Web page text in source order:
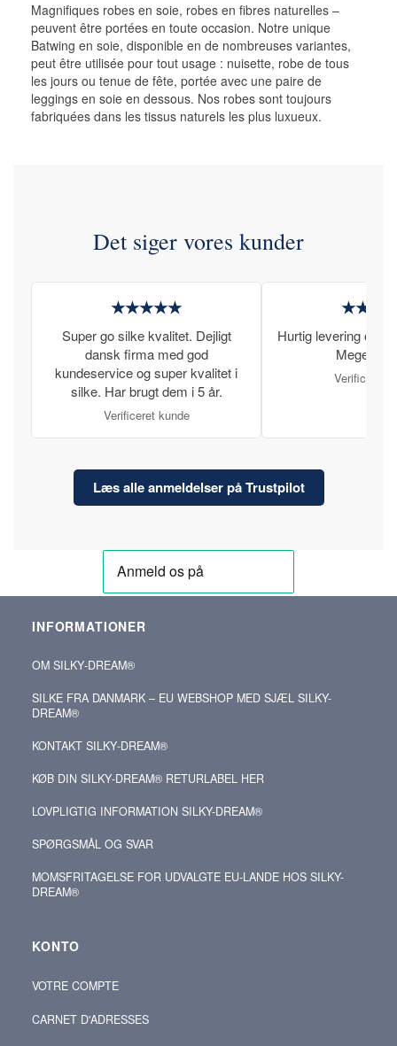
Magnifiques robes en soie, robes en fibres naturelles –
peuvent être portées en toute occasion. Notre unique
Batwing en soie, disponible en de nombreuses variantes,
peut être utilisée pour tout usage : nuisette, robe de tous
les jours ou tenue de fête, portée avec une paire de
leggings en soie en dessous. Nos robes sont toujours
fabriquées dans les tissus naturels les plus luxueux.
Det siger vores kunder
★★★★★
Super go silke kvalitet. Dejligt
dansk firma med god
kundeservice og super kvalitet i
silke. Har brugt dem i 5 år.
Verificeret kunde
Hurtig levering og
Meget
Verificeret
Læs alle anmeldelser på Trustpilot
INFORMATIONER
OM SILKY‑DREAM®
SILKE FRA DANMARK – EU WEBSHOP MED SJÆL SILKY-
DREAM®
KONTAKT SILKY‑DREAM®
KØB DIN SILKY‑DREAM® RETURLABEL HER
LOVPLIGTIG INFORMATION SILKY-DREAM®
SPØRGSMÅL OG SVAR
MOMSFRITAGELSE FOR UDVALGTE EU-LANDE HOS SILKY-
DREAM®
KONTO
VOTRE COMPTE
CARNET D'ADRESSES